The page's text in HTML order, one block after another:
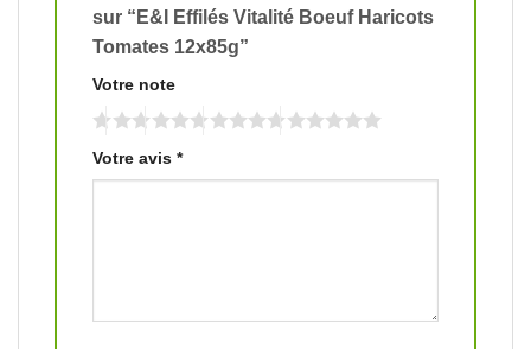
sur “E&I Effilés Vitalité Boeuf Haricots
Tomates 12x85g”
Votre note
Votre avis *